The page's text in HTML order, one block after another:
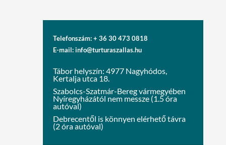
Telefonszám: + 36 30 473 0818
E-mail: info@turturaszallas.hu
Tábor helyszín: 4977 Nagyhódos,
Kertalja utca 18.
Szabolcs-Szatmár-Bereg vármegyében
Nyíregyházától nem messze (1.5 óra
autóval)
Debrecentől is könnyen elérhető távra
(2 óra autóval)